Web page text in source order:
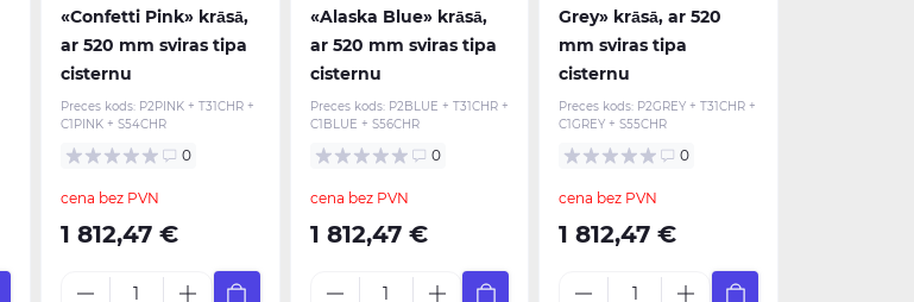
«Confetti Pink» krāsā,
ar 520 mm sviras tipa
cisternu
Preces kods: P2PINK + T31CHR +
C1PINK + S54CHR
0
cena bez PVN
1 812,47 €
«Alaska Blue» krāsā,
ar 520 mm sviras tipa
cisternu
Preces kods: P2BLUE + T31CHR +
C1BLUE + S56CHR
0
cena bez PVN
1 812,47 €
Grey» krāsā, ar 520
mm sviras tipa
cisternu
Preces kods: P2GREY + T31CHR +
C1GREY + S55CHR
0
cena bez PVN
1 812,47 €